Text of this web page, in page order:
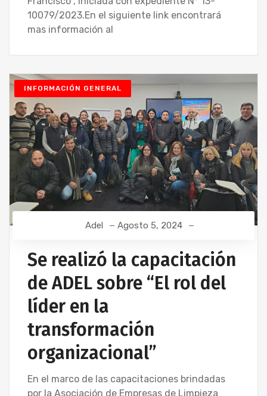
10079/2023.En el siguiente link encontrará
mas información al
INFORMACIÓN GENERAL
Adel Agosto 5, 2024
Se realizó la capacitación
de ADEL sobre “El rol del
líder en la
transformación
organizacional”
En el marco de las capacitaciones brindadas
por la Asociación de Empresas de Limpieza